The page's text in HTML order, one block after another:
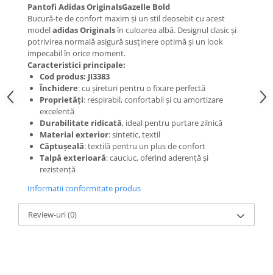
Pantofi Adidas OriginalsGazelle Bold
Bucură-te de confort maxim și un stil deosebit cu acest
modeladidas Originalsîn culoarea albă. Designul clasic și
potrivirea normală asigură susținere optimă și un look
impecabil în orice moment.
Caracteristici principale:
Cod produs: JI3383
Închidere: cu șireturi pentru o fixare perfectă
Proprietăți: respirabil, confortabil și cu amortizare
excelentă
Durabilitate ridicată, ideal pentru purtare zilnică
Material exterior: sintetic, textil
Căptușeală: textilă pentru un plus de confort
Talpă exterioară: cauciuc, oferind aderență și
rezistență
Informatii conformitate produs
Review-uri(0)